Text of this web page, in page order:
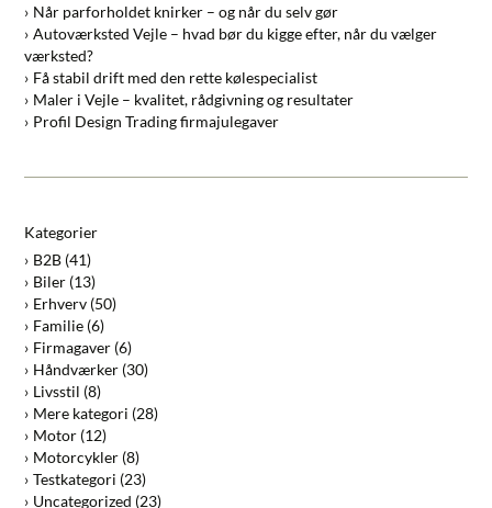
Når parforholdet knirker – og når du selv gør
Autoværksted Vejle – hvad bør du kigge efter, når du vælger
værksted?
Få stabil drift med den rette kølespecialist
Maler i Vejle – kvalitet, rådgivning og resultater
Profil Design Trading firmajulegaver
Kategorier
B2B (41)
Biler (13)
Erhverv (50)
Familie (6)
Firmagaver (6)
Håndværker (30)
Livsstil (8)
Mere kategori (28)
Motor (12)
Motorcykler (8)
Testkategori (23)
Uncategorized (23)